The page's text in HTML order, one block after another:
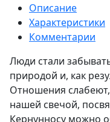
Описание
Характеристики
Комментарии
Люди стали
природой и, как
Отношения
нашей свечой,
Кернунносу можно